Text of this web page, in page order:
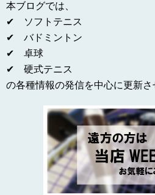
本ブログでは、
✔ ソフトテニス
✔ バドミントン
✔ 卓球
✔ 硬式テニス
の各種情報の発信を中心に更新さ